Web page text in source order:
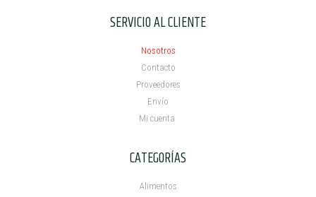
SERVICIO AL CLIENTE
Nosotros
Contacto
Proveedores
Envío
Mi cuenta ​
CATEGORÍAS
Alimentos